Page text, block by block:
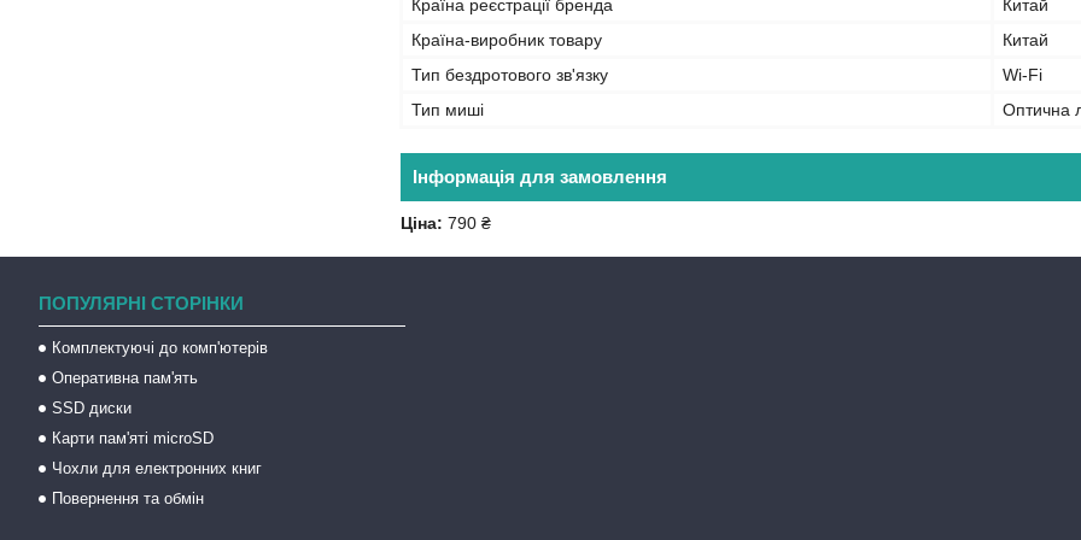
Країна реєстрації бренда
Китай
Країна-виробник товару
Китай
Тип бездротового зв'язку
Wi-Fi
Тип миші
Оптична
Інформація для замовлення
Ціна: 790 ₴
ПОПУЛЯРНІ СТОРІНКИ
Комплектуючі до комп'ютерів
Оперативна пам'ять
SSD диски
Карти пам'яті microSD
Чохли для електронних книг
Повернення та обмін